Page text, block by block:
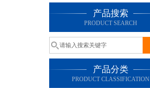
产品搜索
PRODUCT SEARCH
产品分类
PRODUCT CLASSIFICATION